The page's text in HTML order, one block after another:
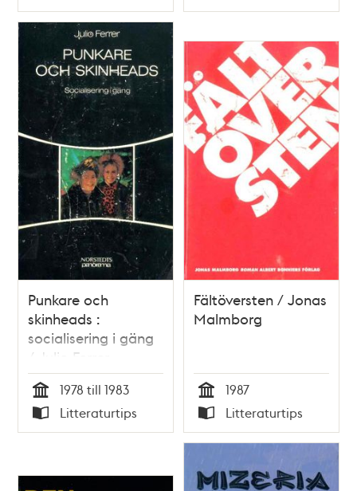
Typ Typ
Punkare och
skinheads :
socialisering i gäng
/ Julio Ferrer
Tid
1978 till 1983
Typ
Litteraturtips
Fältöversten / Jonas
Malmborg
Tid
1987
Typ
Litteraturtips